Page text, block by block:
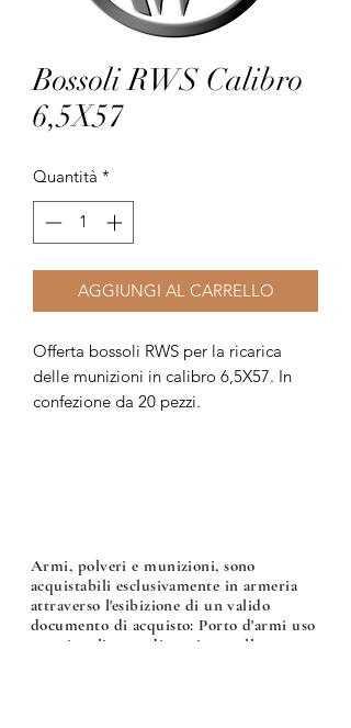
Bossoli RWS Calibro
6,5X57
Quantità *
AGGIUNGI AL CARRELLO
Offerta bossoli RWS per la ricarica
delle munizioni in calibro 6,5X57. In
confezione da 20 pezzi.
Armi, polveri e munizioni, sono
acquistabili esclusivamente in armeria
attraverso l'esibizione di un valido
documento di acquisto: Porto d'armi uso
sportivo, licenza di caccia o nulla osta per